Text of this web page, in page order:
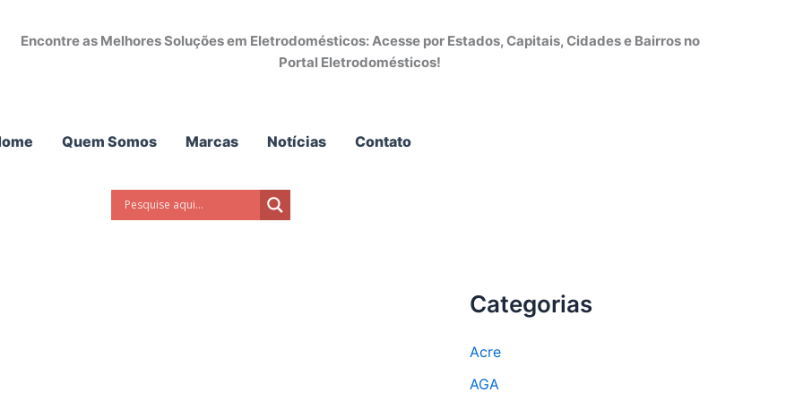
Encontre as Melhores Soluções em Eletrodomésticos: Acesse por Estados, Capitais, Cidades e Bairros no
Portal Eletrodomésticos!
Quem Somos Marcas Notícias Contato
Categorias
Acre
AGA